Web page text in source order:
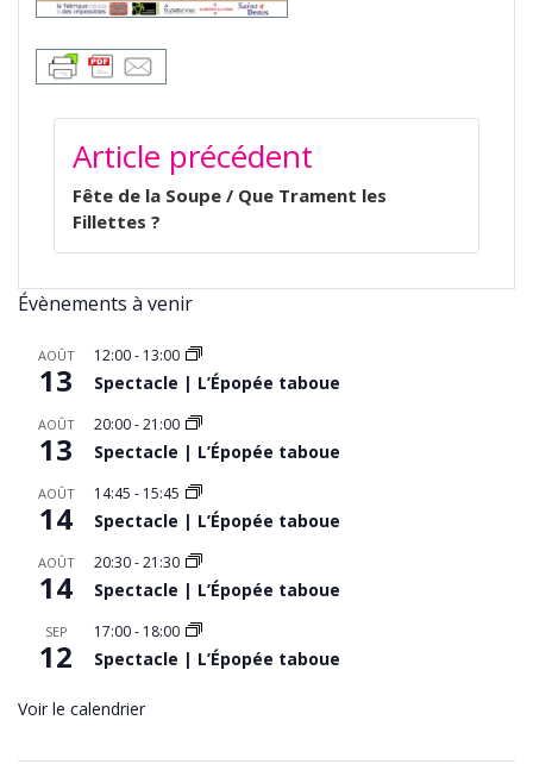
NAVIGATION
DE
L’ARTICLE
Article précédent
Fête de la Soupe / Que Trament les
Fillettes ?
Évènements à venir
AOÛT
13
12:00- 13:00
Spectacle | L’Épopée taboue
AOÛT
13
20:00-21:00
Spectacle | L’Épopée taboue
AOÛT
14
14:45 - 15:45
Spectacle | L’Épopée taboue
AOÛT
14
20:30-21:30
Spectacle | L’Épopée taboue
SEP
12
17:00- 18:00
Spectacle | L’Épopée taboue
Voir le calendrier